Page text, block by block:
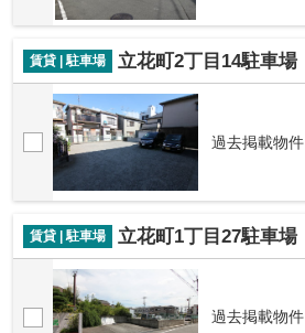
賃貸 | 駐車場 立花町2丁目14駐車場
過去掲載物件
賃貸 | 駐車場 立花町1丁目27駐車場
過去掲載物件